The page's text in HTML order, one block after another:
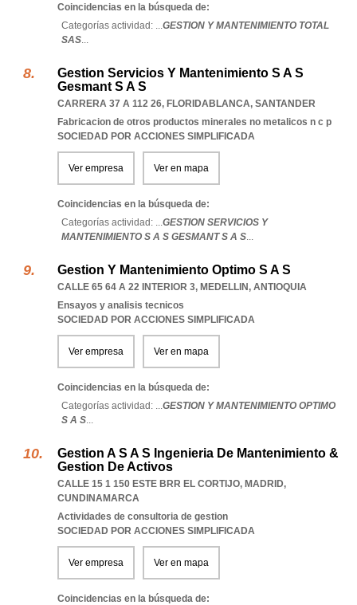
Coincidencias en la búsqueda de:
Categorías actividad: ...GESTION Y MANTENIMIENTO TOTAL
SAS...
Gestion Servicios Y Mantenimiento S A S
Gesmant S A S
CARRERA 37 A 112 26, FLORIDABLANCA, SANTANDER
Fabricacion de otros productos minerales no metalicos n c p
SOCIEDAD POR ACCIONES SIMPLIFICADA
Ver empresa Ver en mapa
Coincidencias en la búsqueda de:
Categorías actividad: ...GESTION SERVICIOS Y
MANTENIMIENTO S A S GESMANT S A S...
Gestion Y Mantenimiento Optimo S A S
CALLE 65 64 A 22 INTERIOR 3, MEDELLIN, ANTIOQUIA
Ensayos y analisis tecnicos
SOCIEDAD POR ACCIONES SIMPLIFICADA
Ver empresa Ver en mapa
Coincidencias en la búsqueda de:
Categorías actividad: ...GESTION Y MANTENIMIENTO OPTIMO
S A S...
Gestion A S A S Ingenieria De Mantenimiento &
Gestion De Activos
CALLE 15 1 150 ESTE BRR EL CORTIJO, MADRID,
CUNDINAMARCA
Actividades de consultoria de gestion
SOCIEDAD POR ACCIONES SIMPLIFICADA
Ver empresa Ver en mapa
Coincidencias en la búsqueda de: